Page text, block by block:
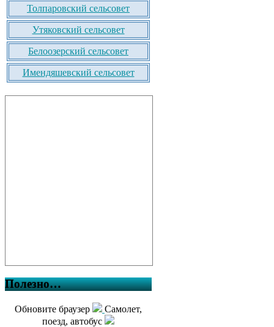
Толпаровский сельсовет
Утяковский сельсовет
Белоозерский сельсовет
Имендяшевский сельсовет
Полезно…
Обновите браузер
Самолет,
поезд, автобус